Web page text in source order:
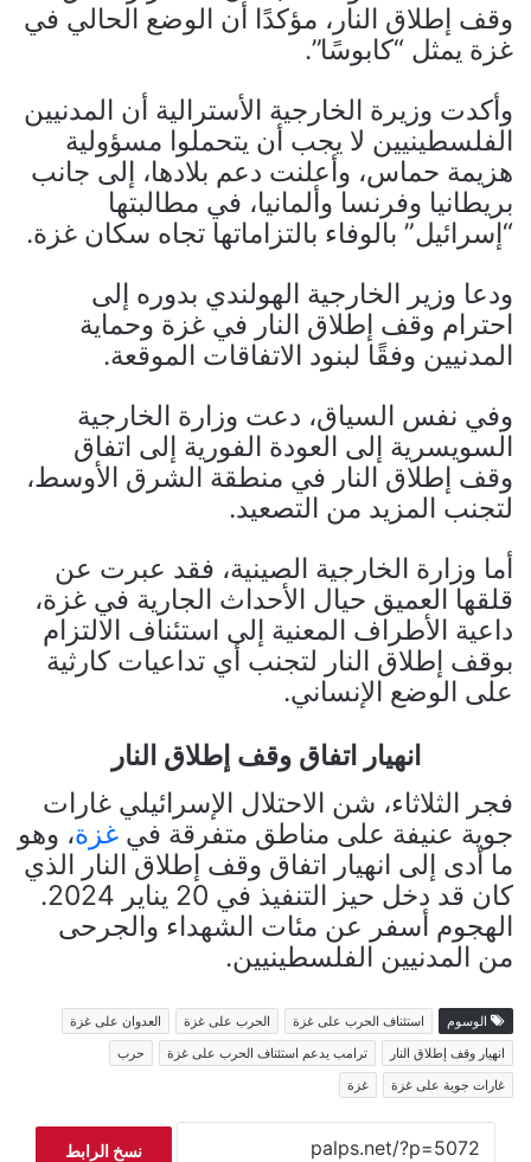
وقف إطلاق النار، مؤكدًا أن الوضع الحالي في
غزة يمثل “كابوسًا”.
وأكدت وزيرة الخارجية الأسترالية أن المدنيين
الفلسطينيين لا يجب أن يتحملوا مسؤولية
هزيمة حماس، وأعلنت دعم بلادها، إلى جانب
بريطانيا وفرنسا وألمانيا، في مطالبتها
“إسرائيل” بالوفاء بالتزاماتها تجاه سكان غزة.
ودعا وزير الخارجية الهولندي بدوره إلى
احترام وقف إطلاق النار في غزة وحماية
المدنيين وفقًا لبنود الاتفاقات الموقعة.
وفي نفس السياق، دعت وزارة الخارجية
السويسرية إلى العودة الفورية إلى اتفاق
وقف إطلاق النار في منطقة الشرق الأوسط،
لتجنب المزيد من التصعيد.
أما وزارة الخارجية الصينية، فقد عبرت عن
قلقها العميق حيال الأحداث الجارية في غزة،
داعية الأطراف المعنية إلى استئناف الالتزام
بوقف إطلاق النار لتجنب أي تداعيات كارثية
على الوضع الإنساني.
انهيار اتفاق وقف إطلاق النار
فجر الثلاثاء، شن الاحتلال الإسرائيلي غارات
جوية عنيفة على مناطق متفرقة في غزة، وهو
ما أدى إلى انهيار اتفاق وقف إطلاق النار الذي
كان قد دخل حيز التنفيذ في 20 يناير 2024.
الهجوم أسفر عن مئات الشهداء والجرحى
من المدنيين الفلسطينيين.
الوسوم استئناف الحرب على غزة الحرب على غزة
العدوان على غزة
انهيار وقف إطلاق النار
ترامب يدعم استئناف الحرب على غزة
حرب
غارات جوية على غزة
غزة
نسخ الرابط